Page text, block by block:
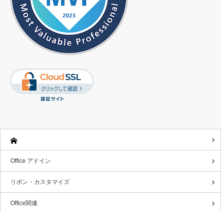
Office アドイン
リボン・カスタマイズ
Office関連